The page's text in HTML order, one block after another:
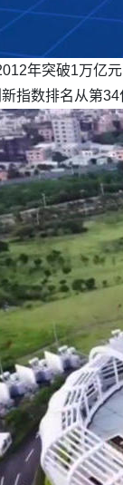
年突破1万亿
指数排名从第